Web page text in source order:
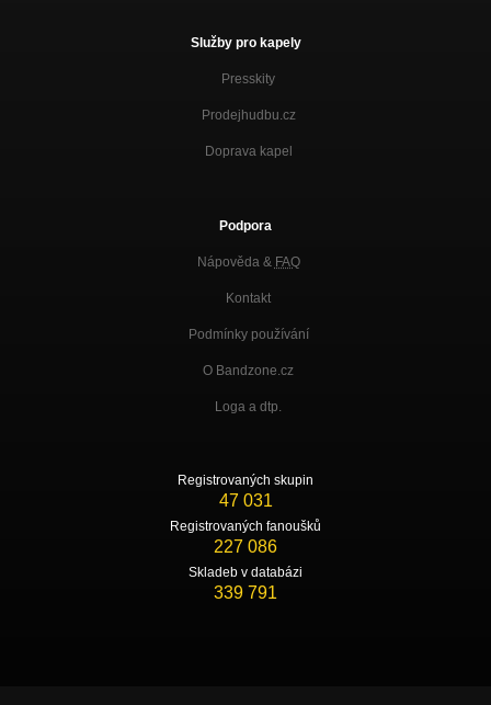
Služby pro kapely
Presskity
Prodejhudbu.cz
Doprava kapel
Podpora
Nápověda & FAQ
Kontakt
Podmínky používání
O Bandzone.cz
Loga a dtp.
Registrovaných skupin
47 031
Registrovaných fanoušků
227 086
Skladeb v databázi
339 791